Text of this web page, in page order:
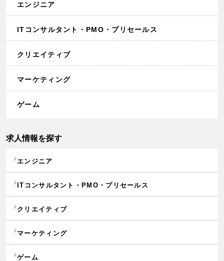
エンジニア
ITコンサルタント・PMO・プリセールス
クリエイティブ
マーケティング
ゲーム
求人情報を探す
エンジニア
ITコンサルタント・PMO・プリセールス
クリエイティブ
マーケティング
ゲーム